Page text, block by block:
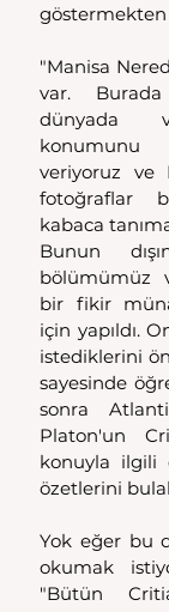
göstermekten
"Manisa
var.
dünyada
konumunu
veriyoruz ve
fotoğraflar
kabaca
Bunun
bölümümüz
bir fikir
için yapıldı.
istediklerini
sayesinde
sonra
Platon'un
konuyla ilgili
özetlerini
Yok eğer bu
okumak
"Bütün